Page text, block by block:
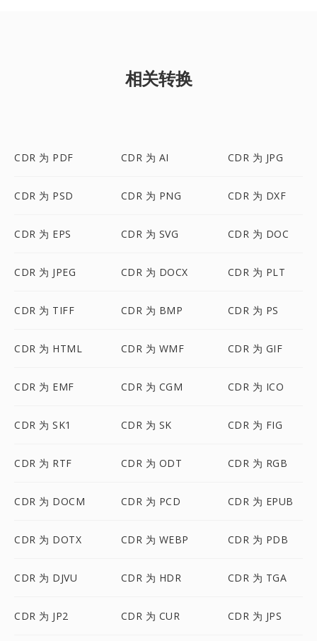
相关转换
CDR 为 PDF CDR 为 AI CDR 为 JPG
CDR 为 PSD CDR 为 PNG CDR 为 DXF
CDR 为 EPS CDR 为 SVG CDR 为 DOC
CDR 为 JPEG CDR 为 DOCX CDR 为 PLT
CDR 为 TIFF CDR 为 BMP CDR 为 PS
CDR 为 HTML CDR 为 WMF CDR 为 GIF
CDR 为 EMF CDR 为 CGM CDR 为 ICO
CDR 为 SK1 CDR 为 SK CDR 为 FIG
CDR 为 RTF CDR 为 ODT CDR 为 RGB
CDR 为 DOCM CDR 为 PCD CDR 为 EPUB
CDR 为 DOTX CDR 为 WEBP CDR 为 PDB
CDR 为 DJVU CDR 为 HDR CDR 为 TGA
CDR 为 JP2 CDR 为 CUR CDR 为 JPS